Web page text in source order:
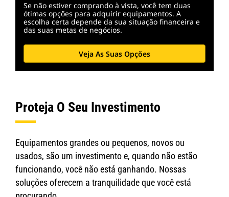
Se não estiver comprando à vista, você tem duas
ótimas opções para adquirir equipamentos. A
escolha certa depende da sua situação financeira e
das suas metas de negócios.
Veja As Suas Opções
Proteja O Seu Investimento
Equipamentos grandes ou pequenos, novos ou
usados, são um investimento e, quando não estão
funcionando, você não está ganhando. Nossas
soluções oferecem a tranquilidade que você está